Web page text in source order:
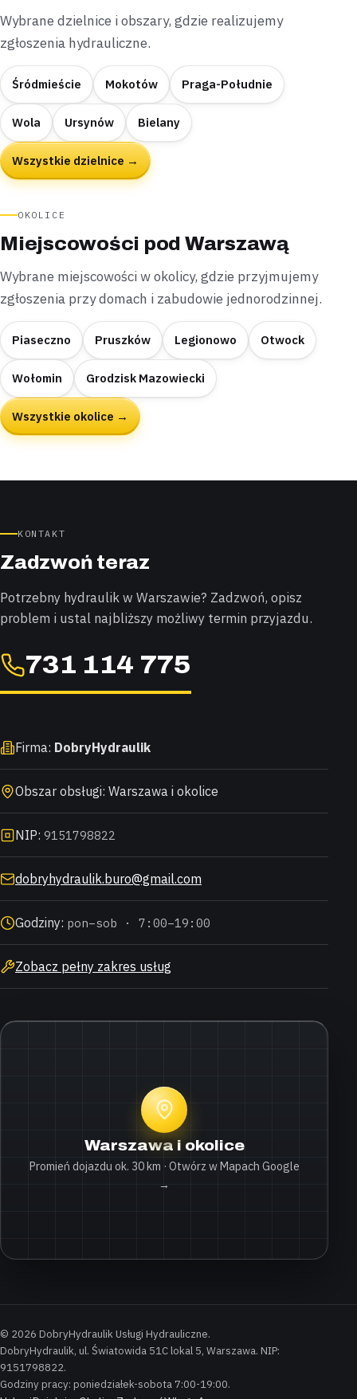
Wybrane dzielnice i obszary, gdzie realizujemy
zgłoszenia hydrauliczne.
Śródmieście Mokotów Praga-Południe
Wola Ursynów Bielany
Wszystkie dzielnice →
OKOLICE
Miejscowości pod Warszawą
Wybrane miejscowości w okolicy, gdzie przyjmujemy
zgłoszenia przy domach i zabudowie jednorodzinnej.
Piaseczno Pruszków Legionowo Otwock
Wołomin Grodzisk Mazowiecki
Wszystkie okolice →
KONTAKT
Zadzwoń teraz
Potrzebny hydraulik w Warszawie? Zadzwoń, opisz
problem i ustal najbliższy możliwy termin przyjazdu.
731 114 775
Firma: DobryHydraulik
Obszar obsługi: Warszawa i okolice
NIP: 9151798822
dobryhydraulik.buro@gmail.com
Godziny: pon–sob · 7:00–19:00
Zobacz pełny zakres usług
Warszawa i okolice
Promień dojazdu ok. 30 km · Otwórz w Mapach Google
→
© 2026 DobryHydraulik Usługi Hydrauliczne.
DobryHydraulik, ul. Światowida 51C lokal 5, Warszawa. NIP:
9151798822.
Godziny pracy: poniedziałek-sobota 7:00-19:00.